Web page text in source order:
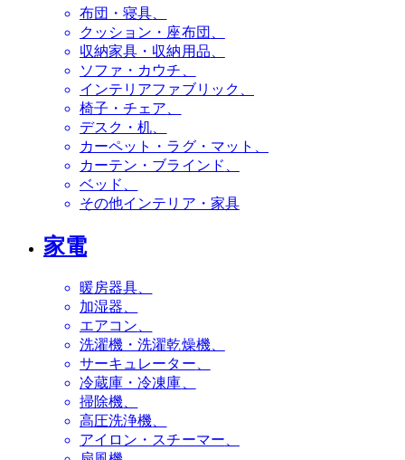
布団・寝具
クッション・座布団
収納家具・収納用品
ソファ・カウチ
インテリアファブリック
椅子・チェア
デスク・机
カーペット・ラグ・マット
カーテン・ブラインド
ベッド
その他インテリア・家具
家電
暖房器具
加湿器
エアコン
洗濯機・洗濯乾燥機
サーキュレーター
冷蔵庫・冷凍庫
掃除機
高圧洗浄機
アイロン・スチーマー